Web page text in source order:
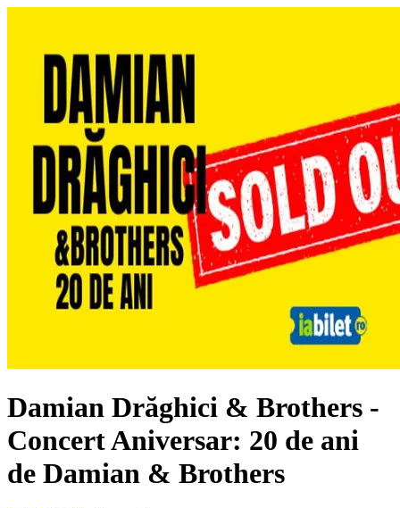
Damian Drăghici & Brothers -
Concert Aniversar: 20 de ani
de Damian & Brothers